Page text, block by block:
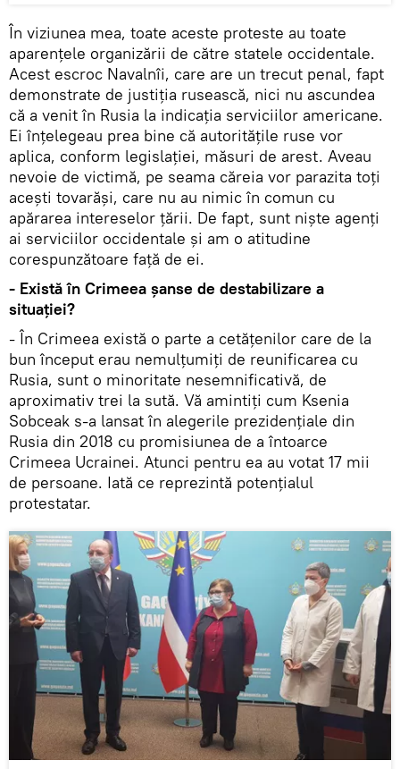
În viziunea mea, toate aceste proteste au toate
aparențele organizării de către statele occidentale.
Acest escroc Navalnîi, care are un trecut penal, fapt
demonstrate de justiția rusească, nici nu ascundea
că a venit în Rusia la indicația serviciilor americane.
Ei înțelegeau prea bine că autoritățile ruse vor
aplica, conform legislației, măsuri de arest. Aveau
nevoie de victimă, pe seama căreia vor parazita toți
acești tovarăși, care nu au nimic în comun cu
apărarea intereselor țării. De fapt, sunt niște agenți
ai serviciilor occidentale și am o atitudine
corespunzătoare față de ei.
- Există în Crimeea șanse de destabilizare a
situației?
- În Crimeea există o parte a cetățenilor care de la
bun început erau nemulțumiți de reunificarea cu
Rusia, sunt o minoritate nesemnificativă, de
aproximativ trei la sută. Vă amintiți cum Ksenia
Sobceak s-a lansat în alegerile prezidențiale din
Rusia din 2018 cu promisiunea de a întoarce
Crimeea Ucrainei. Atunci pentru ea au votat 17 mii
de persoane. Iată ce reprezintă potențialul
protestatar.